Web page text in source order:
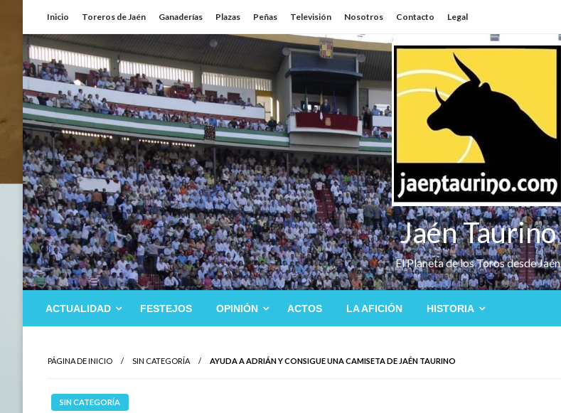
contenido
Inicio Toreros de Jaén Ganaderías Plazas Peñas Televisión Nosotros Contacto Legal
Jaén Taurino
El Planeta de los Toros desde Jaén
ACTUALIDAD FESTEJOS OPINIÓN ACTOS LA AFICIÓN HISTORIA
PÁGINA DE INICIO SIN CATEGORÍA AYUDA A ADRIÁN Y CONSIGUE UNA CAMISETA DE JAÉN TAURINO
SIN CATEGORÍA